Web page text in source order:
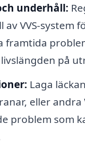
underhåll:
av VVS-system
framtida
på
Laga
eller andra
problem som